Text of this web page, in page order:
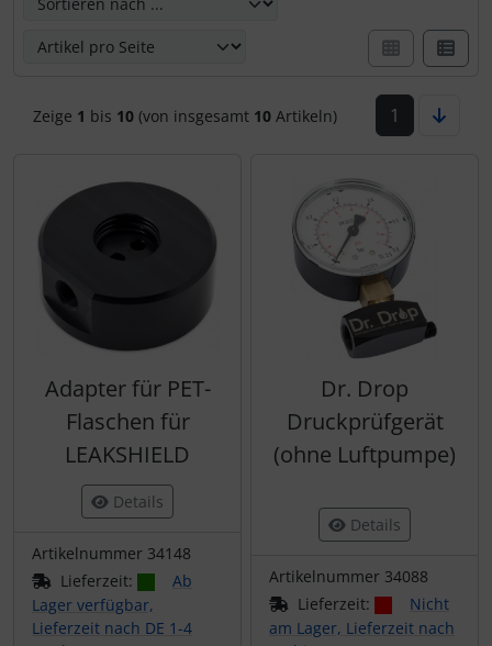
Zeige 1 bis 10(von insgesamt 10Artikeln) 1
Adapter für PET-
Flaschen für
LEAKSHIELD
Details
Artikelnummer 34148
Lieferzeit:
Ab
Lager verfügbar,
Lieferzeit nach DE 1-4
Dr. Drop
Druckprüfgerät
(ohne Luftpumpe)
Details
Artikelnummer 34088
Lieferzeit:
Nicht
am Lager, Lieferzeit nach